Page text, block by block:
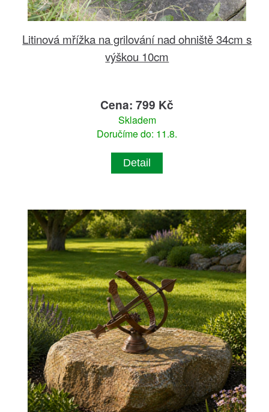
Litinová mřížka na grilování nad ohniště 34cm s
výškou 10cm
Cena: 799 Kč
Skladem
Doručíme do: 11.8.
Detail